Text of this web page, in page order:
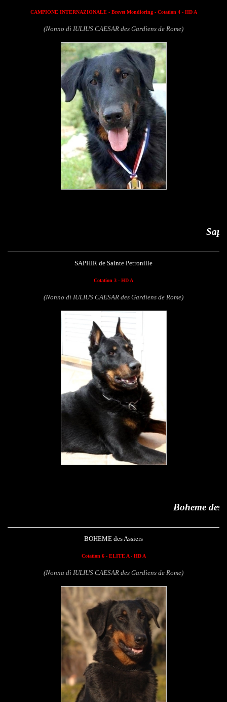
CAMPIONE INTERNAZIONALE - Brevet Mondioring- Cotation 4 - HD A
(Nonno di IULIUS CAESAR des Gardiens de Rome)
Saphir de Sainte
SAPHIR de Sainte Petronille
Cotation 3 - HD A
(Nonno di IULIUS CAESAR des Gardiens de Rome)
Boheme des Assiers
BOHEME des Assiers
Cotation 6 - ELITE A - HD A
(Nonna di IULIUS CAESAR des Gardiens de Rome)